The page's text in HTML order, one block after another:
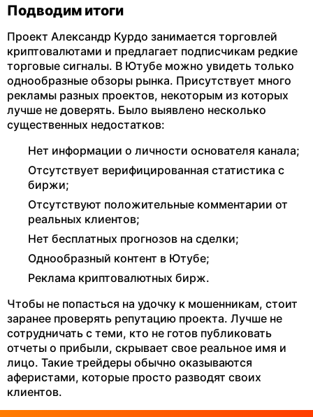
Подводим итоги
Проект Александр Курдо занимается торговлей
криптовалютами и предлагает подписчикам редкие
торговые сигналы. В Ютубе можно увидеть только
однообразные обзоры рынка. Присутствует много
рекламы разных проектов, некоторым из которых
лучше не доверять. Было выявлено несколько
существенных недостатков:
Нет информации о личности основателя канала;
Отсутствует верифицированная статистика с
биржи;
Отсутствуют положительные комментарии от
реальных клиентов;
Нет бесплатных прогнозов на сделки;
Однообразный контент в Ютубе;
Реклама криптовалютных бирж.
Чтобы не попасться на удочку к мошенникам, стоит
заранее проверять репутацию проекта. Лучше не
сотрудничать с теми, кто не готов публиковать
отчеты о прибыли, скрывает свое реальное имя и
лицо. Такие трейдеры обычно оказываются
аферистами, которые просто разводят своих
клиентов.